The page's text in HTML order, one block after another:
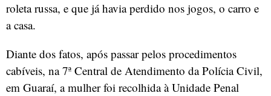
roleta russa, e que já havia perdido nos jogos, o carro e
a casa.
Diante dos fatos, após passar pelos procedimentos
cabíveis, na 7ª Central de Atendimento da Polícia Civil,
em Guaraí, a mulher foi recolhida à Unidade Penal